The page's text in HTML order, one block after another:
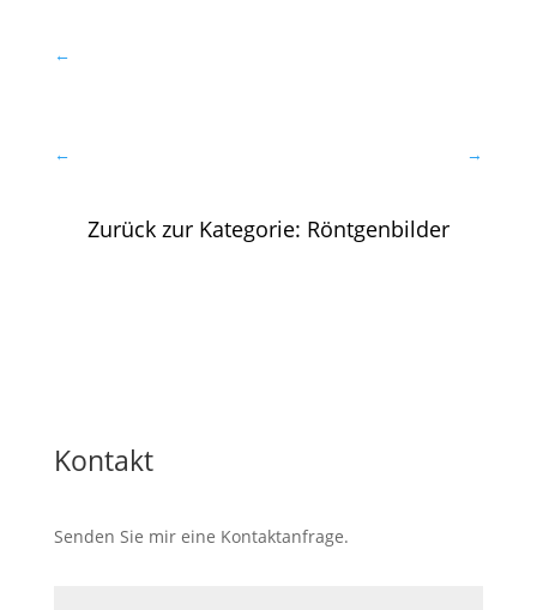
←
← →
Zurück zur Kategorie: Röntgenbilder
Kontakt
Senden Sie mir eine Kontaktanfrage.